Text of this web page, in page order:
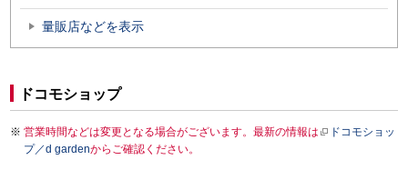
量販店などを表示
ドコモショップ
営業時間などは変更となる場合がございます。最新の情報は
ドコモショッ
プ／d gardenからご確認ください。